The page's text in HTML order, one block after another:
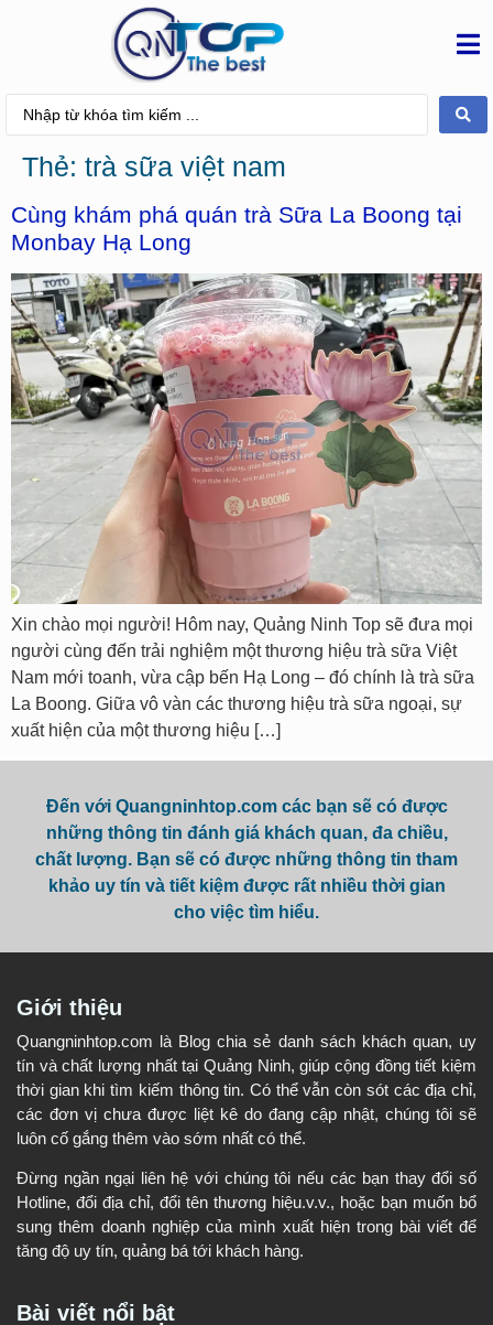
Thẻ: trà sữa việt nam
Cùng khám phá quán trà Sữa La Boong tại
Monbay Hạ Long
Xin chào mọi người! Hôm nay, Quảng Ninh Top sẽ đưa mọi
người cùng đến trải nghiệm một thương hiệu trà sữa Việt
Nam mới toanh, vừa cập bến Hạ Long – đó chính là trà sữa
La Boong. Giữa vô vàn các thương hiệu trà sữa ngoại, sự
xuất hiện của một thương hiệu […]
Đến với Quangninhtop.com các bạn sẽ có được
những thông tin đánh giá khách quan, đa chiều,
chất lượng. Bạn sẽ có được những thông tin tham
khảo uy tín và tiết kiệm được rất nhiều thời gian
cho việc tìm hiểu.
Giới thiệu
Quangninhtop.com là Blog chia sẻ danh sách khách quan, uy
tín và chất lượng nhất tại Quảng Ninh, giúp cộng đồng tiết kiệm
thời gian khi tìm kiếm thông tin. Có thể vẫn còn sót các địa chỉ,
các đơn vị chưa được liệt kê do đang cập nhật, chúng tôi sẽ
luôn cố gắng thêm vào sớm nhất có thể.
Đừng ngần ngại liên hệ với chúng tôi nếu các bạn thay đổi số
Hotline, đổi địa chỉ, đổi tên thương hiệu.v.v., hoặc bạn muốn bổ
sung thêm doanh nghiệp của mình xuất hiện trong bài viết để
tăng độ uy tín, quảng bá tới khách hàng.
Bài viết nổi bật